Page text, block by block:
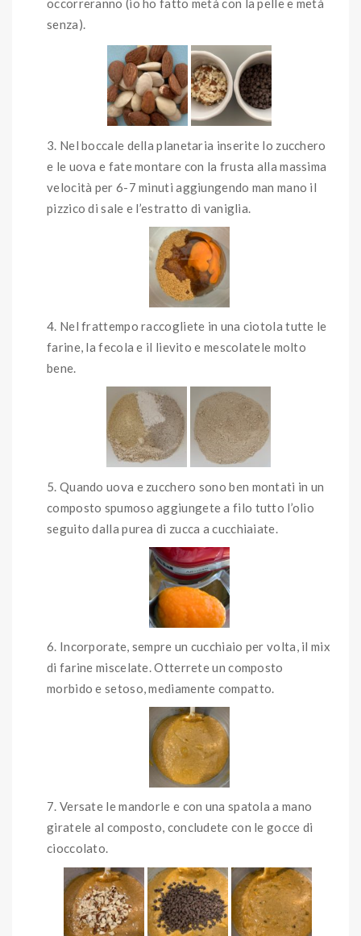
occorreranno (io ho fatto metà con la pelle e metà
senza).
Nel boccale della planetaria inserite lo zucchero
e le uova e fate montare con la frusta alla massima
velocità per 6-7 minuti aggiungendo man mano il
pizzico di sale e l’estratto di vaniglia.
Nel frattempo raccogliete in una ciotola tutte le
farine, la fecola e il lievito e mescolatele molto
bene.
Quando uova e zucchero sono ben montati in un
composto spumoso aggiungete a filo tutto l’olio
seguito dalla purea di zucca a cucchiaiate.
Incorporate, sempre un cucchiaio per volta, il mix
di farine miscelate. Otterrete un composto
morbido e setoso, mediamente compatto.
Versate le mandorle e con una spatola a mano
giratele al composto, concludete con le gocce di
cioccolato.